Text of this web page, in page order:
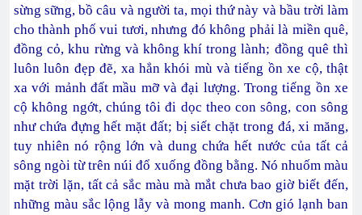
sừng sững, bồ câu và người ta, mọi thứ này và bầu trời làm
cho thành phố vui tươi, nhưng đó không phải là miền quê,
đồng cỏ, khu rừng và không khí trong lành; đồng quê thì
luôn luôn đẹp đẽ, xa hẳn khói mù và tiếng ồn xe cộ, thật
xa với mảnh đất mầu mỡ và đại lượng. Trong tiếng ồn xe
cộ không ngớt, chúng tôi đi dọc theo con sông, con sông
như chứa đựng hết mặt đất; bị siết chặt trong đá, xi măng,
tuy nhiên nó rộng lớn và dung chứa hết nước của tất cả
sông ngòi từ trên núi đổ xuống đồng bằng. Nó nhuốm màu
mặt trời lặn, tất cả sắc màu mà mắt chưa bao giờ biết đến,
những màu sắc lộng lẫy và mong manh. Cơn gió lạnh ban